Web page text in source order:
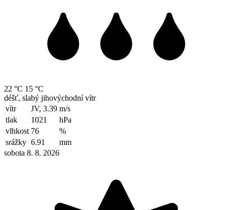
22 °C 15 °C
déšť, slabý jihovýchodní vítr
vítr
JV, 3.39 m/s
tlak
1021
hPa
vlhkost 76
%
srážky 6.91
mm
sobota 8. 8. 2026